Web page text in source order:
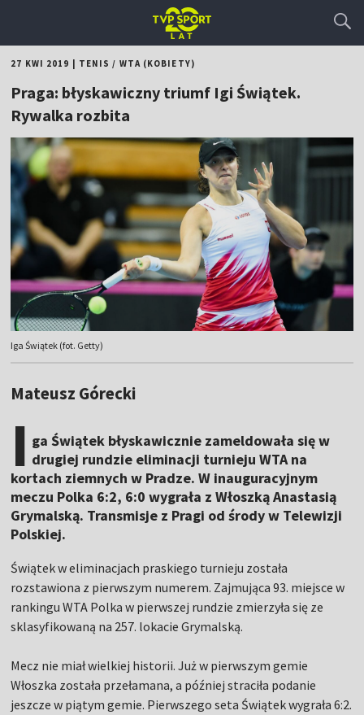
27 KWI 2019 TENIS / WTA (KOBIETY)
Praga: błyskawiczny triumf Igi Świątek.
Rywalka rozbita
Iga Świątek (fot. Getty)
Mateusz Górecki
I ga Świątek błyskawicznie zameldowała się w
drugiej rundzie eliminacji turnieju WTA na
kortach ziemnych w Pradze. W inauguracyjnym
meczu Polka 6:2, 6:0 wygrała z Włoszką Anastasią
Grymalską. Transmisje z Pragi od środy w Telewizji
Polskiej.
Świątek w eliminacjach praskiego turnieju została
rozstawiona z pierwszym numerem. Zajmująca 93. miejsce w
rankingu WTA Polka w pierwszej rundzie zmierzyła się ze
sklasyfikowaną na 257. lokacie Grymalską.
Mecz nie miał wielkiej historii. Już w pierwszym gemie
Włoszka została przełamana, a później straciła podanie
jeszcze w piątym gemie. Pierwszego seta Świątek wygrała 6:2.